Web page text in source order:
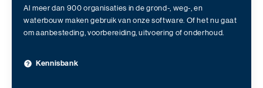
Al meer dan 900 organisaties in de grond-, weg-, en
waterbouw maken gebruik van onze software. Of het nu gaat
om aanbesteding, voorbereiding, uitvoering of onderhoud.
Kennisbank